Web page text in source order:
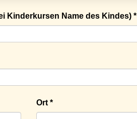
Kinderkursen Name des Kindes) *
Ort *